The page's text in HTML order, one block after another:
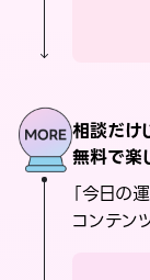
相談だけ
無料で楽
「今日の
コンテン